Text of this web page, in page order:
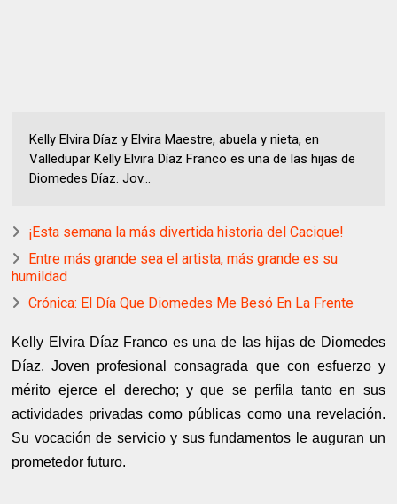
Kelly Elvira Díaz y Elvira Maestre, abuela y nieta, en
Valledupar Kelly Elvira Díaz Franco es una de las hijas de
Diomedes Díaz. Jov...
¡Esta semana la más divertida historia del Cacique!
Entre más grande sea el artista, más grande es su
humildad
Crónica: El Día Que Diomedes Me Besó En La Frente
Kelly Elvira Díaz Franco es una de las hijas de Diomedes
Díaz. Joven profesional consagrada que con esfuerzo y
mérito ejerce el derecho; y que se perfila tanto en sus
actividades privadas como públicas como una revelación.
Su vocación de servicio y sus fundamentos le auguran un
prometedor futuro.